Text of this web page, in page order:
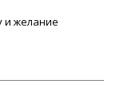
и желание